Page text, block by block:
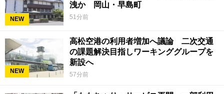
NEW
洩か 岡山・早島町
51分前
NEW
高松空港の利用者増加へ議論 二次交通
の課題解決目指しワーキンググループを
新設へ
57分前